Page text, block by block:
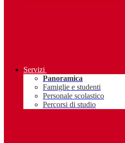
Servizi
Panoramica
Famiglie e studenti
Personale scolastico
Percorsi di studio